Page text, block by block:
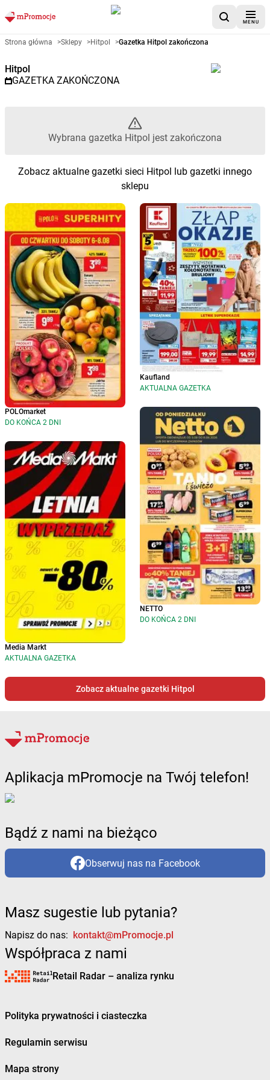
MENU
Gazetka promocyjna Hitpol –
Strona główna >Sklepy >Hitpol >Gazetka Hitpol zakończona
Hitpol
GAZETKA ZAKOŃCZONA
Wybrana gazetka Hitpol jest zakończona
Zobacz aktualne gazetki sieci Hitpol lub gazetki innego
sklepu
POLOmarket
DO KOŃCA 2 DNI
Media Markt
AKTUALNA GAZETKA
Kaufland
AKTUALNA GAZETKA
NETTO
DO KOŃCA 2 DNI
Zobacz aktualne gazetki Hitpol
Aplikacja mPromocje na Twój telefon!
Bądź z nami na bieżąco
Obserwuj nas na Facebook
Masz sugestie lub pytania?
Napisz do nas: kontakt@mPromocje.pl
Współpraca z nami
Retail Radar – analiza rynku
Polityka prywatności i ciasteczka
Regulamin serwisu
Mapa strony